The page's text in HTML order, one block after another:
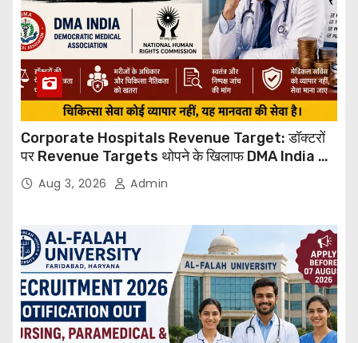
Corporate Hospitals Revenue Target: डॉक्टरों
पर Revenue Targets थोपने के खिलाफ DMA India का
बड़ा कदम, NHRC से Suo Motu जांच की मांग
Aug 3, 2026 Admin